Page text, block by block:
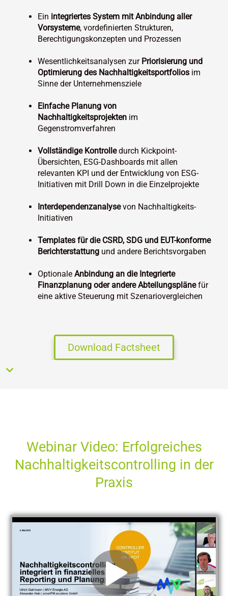
Ein integriertes System mit Anbindung aller
Vorsysteme, vordefinierten Strukturen,
Berechtigungskonzepten und Prozessen
Wesentlichkeitsanalysen zur Priorisierung und
Optimierung des Nachhaltigkeitsportfolios im
Sinne der Unternehmensziele
Einfache Planung von
Nachhaltigkeitsprojekten im
Gegenstromverfahren
Vollständige Kontrolledurch Kickpoint-
Übersichten, ESG-Dashboards mit allen
relevanten KPI und der Entwicklung von ESG-
Initiativen mit Drill Down in die Einzelprojekte
Interdependenzanalysevon Nachhaltigkeits-
Initiativen
Templates für die CSRD, SDG und EUT-konforme
Berichterstattung und andere Berichtsvorgaben
Optionale Anbindung an die Integrierte
Finanzplanung oder andere Abteilungsplänefür
eine aktive Steuerung mit Szenariovergleichen
Download Factsheet
Webinar Video: Erfolgreiches
Nachhaltigkeitscontrolling in der
Praxis